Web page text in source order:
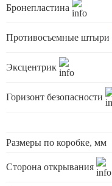
Бронепластина
Противосъемные штыри
Эксцентрик
Горизонт безопасности
Размеры по коробке, мм
Сторона открывания